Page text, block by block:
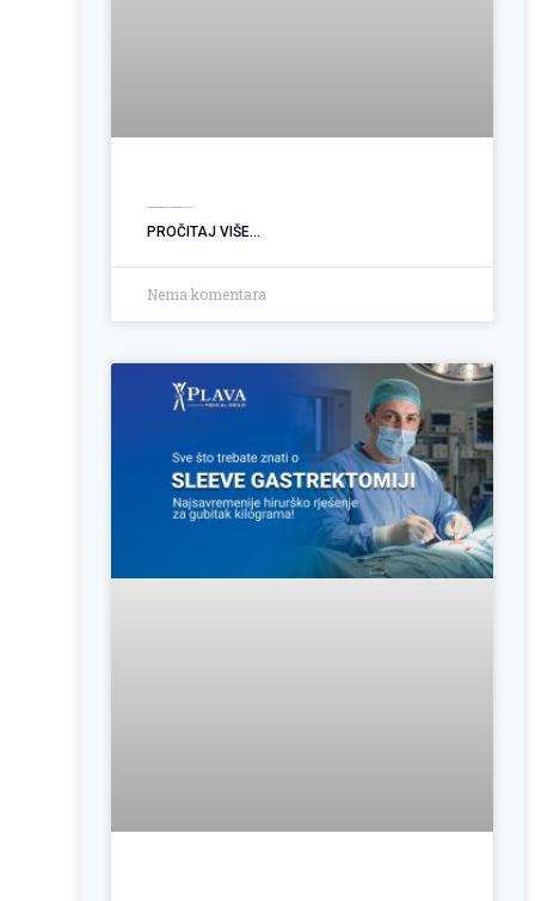
PROČITAJ VIŠE...
Nema komentara